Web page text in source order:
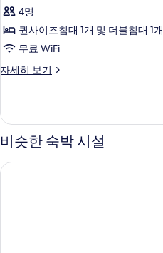
기
히
보
bed
Room
Suite
With
사
진
모
두
4명
퀸사이즈침대 1개 및 더블침대 1개
무료 WiFi
자세히 보기
Deluxe
Suite
With
City
View
자
비슷한 숙박 시설
Eaton Residence KLCC